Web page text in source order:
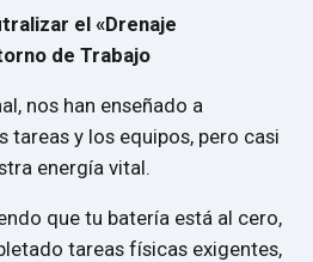
el «Drenaje
de Trabajo
nos han enseñado a
tareas y los equipos, pero casi
energía vital.
que tu batería está al cero,
tareas físicas exigentes,